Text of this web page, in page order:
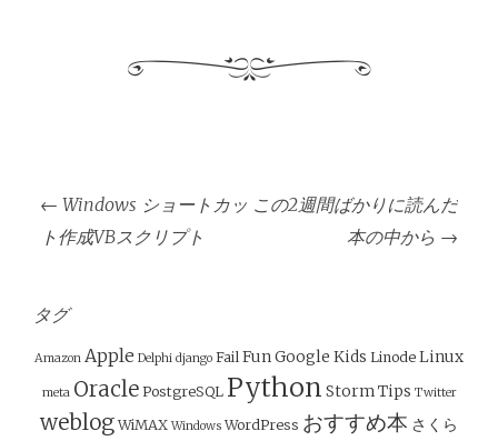
投
稿
ナ
ビ
ゲ
ー
シ
← Windows ショートカッ
ト作成VBスクリプト
この2週間ばかりに読んだ
本の中から →
タグ
Amazon Apple Delphi django Fail FunGoogle Kids Linode Linux
meta Oracle PostgreSQL Python StormTips Twitter
weblog WiMAX Windows WordPress おすすめ本 さくら